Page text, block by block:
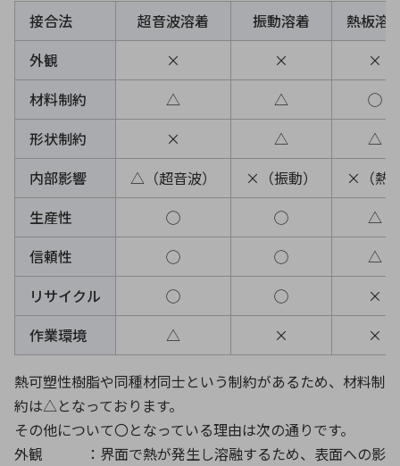
接合法 超音波溶着 振動溶着
熱板溶
外観
× ×
×
材料制約
△ △
◯
形状制約
× △
△
内部影響
△（超音波） ×（振動）
×（熱
生産性
◯ ◯
△
信頼性
◯ ◯
△
リサイクル
◯ ◯
×
作業環境
△ × ×
熱可塑性樹脂や同種材同士という制約があるため、材料制
約は△となっております。
その他について〇となっている理由は次の通りです。
外観 ：界面で熱が発生し溶融するため、表面への影